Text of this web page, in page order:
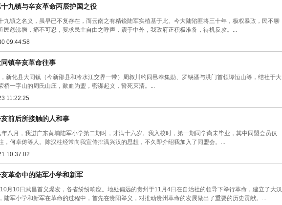
十九镇与辛亥革命丙辰护国之役
九镇之名义，虽早已不复存在，而云南之有精锐陆军实植基于此。今大陆陷匪将三十年，极权暴政，民不聊
民怨沸腾，痛不可忍，要求民主自由之呼声，震于中外，我政府正积极准备，待机反攻。...
09:44:58
镇辛亥革命往事
新化县大同镇（今新邵县和冷水江交界一带）周叔川约同邑奉集勋、罗锡潘与洪门首领谭恒山等，结社于大
桥一字山的周氏山庄，歃血为盟，密谋起义，誓死灭清。...
11:22:25
前后所接触的人和事
八月，我进广东黄埔陆军小学第二期时，才满十六岁。我入校时，第一期同学尚未毕业，其中同盟会员仅
，何卓俦等人。陈汉柱经常向我宣传排满兴汉的思想，不久即介绍我加入了同盟会。...
10:37:02
革命中的陆军小学和新军
月10日武昌首义爆发，各省纷纷响应。地处偏远的贵州于11月4日在自治社的领导下举行革命，建立了大汉
陆军小学和新军在革命的过程中，首先在贵阳举义，对推动贵州革命的发展做出了重要的历史贡献。...